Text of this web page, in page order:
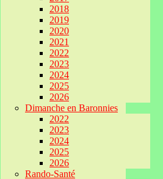
2018
2019
2020
2021
2022
2023
2024
2025
2026
Dimanche en Baronnies
2022
2023
2024
2025
2026
Rando-Santé